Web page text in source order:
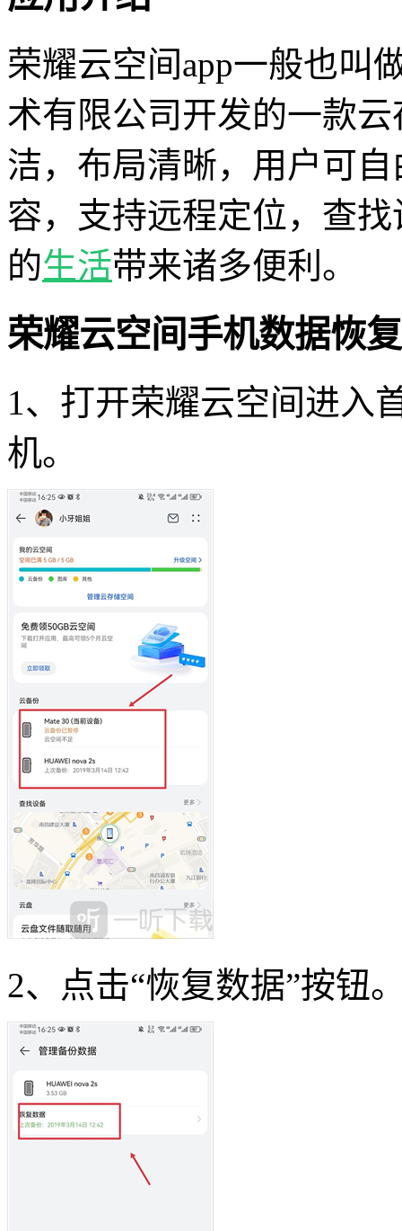
荣耀云空间app一般也叫
术有限公司开发的一款
洁，布局清晰，用户可
容，支持远程定位，查
的生活带来诸多便利。
荣耀云空间手机数据恢
1、打开荣耀云空间进入
机。
2、点击“恢复数据”按钮